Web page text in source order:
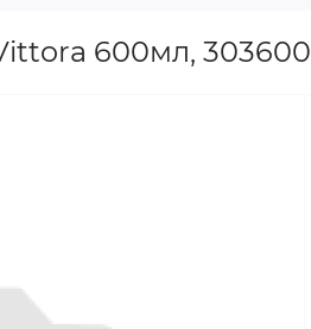
600мл, 303600